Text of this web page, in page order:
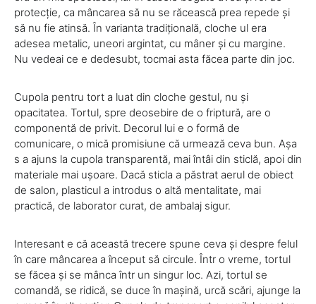
protecție, ca mâncarea să nu se răcească prea repede și
să nu fie atinsă. În varianta tradițională, cloche ul era
adesea metalic, uneori argintat, cu mâner și cu margine.
Nu vedeai ce e dedesubt, tocmai asta făcea parte din joc.
Cupola pentru tort a luat din cloche gestul, nu și
opacitatea. Tortul, spre deosebire de o friptură, are o
componentă de privit. Decorul lui e o formă de
comunicare, o mică promisiune că urmează ceva bun. Așa
s a ajuns la cupola transparentă, mai întâi din sticlă, apoi din
materiale mai ușoare. Dacă sticla a păstrat aerul de obiect
de salon, plasticul a introdus o altă mentalitate, mai
practică, de laborator curat, de ambalaj sigur.
Interesant e că această trecere spune ceva și despre felul
în care mâncarea a început să circule. Într o vreme, tortul
se făcea și se mânca într un singur loc. Azi, tortul se
comandă, se ridică, se duce în mașină, urcă scări, ajunge la